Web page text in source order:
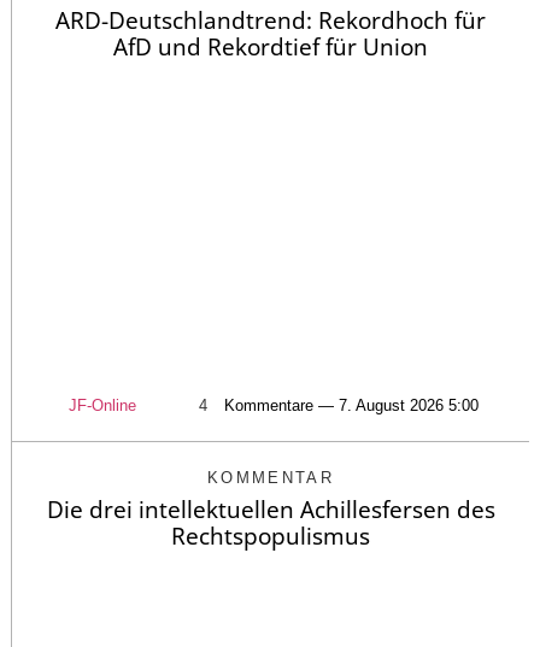
ARD-Deutschlandtrend: Rekordhoch für
AfD und Rekordtief für Union
JF-Online 4 Kommentare — 7. August 2026 5:00
KOMMENTAR
Die drei intellektuellen Achillesfersen des
Rechtspopulismus